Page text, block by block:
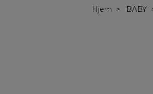
Hjem BABY